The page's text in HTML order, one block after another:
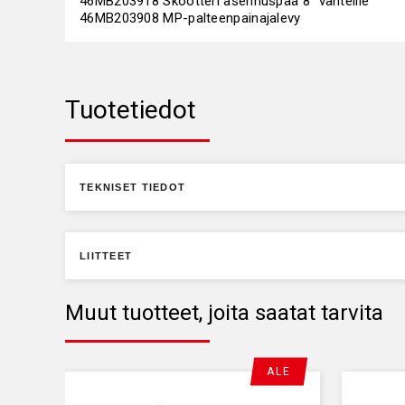
46MB203908 MP-palteenpainajalevy
Tuotetiedot
TEKNISET TIEDOT
LIITTEET
Muut tuotteet, joita saatat tarvita
ALE